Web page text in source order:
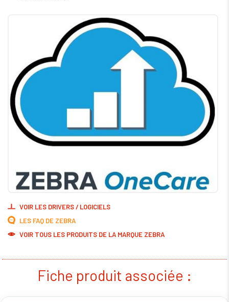
VOIR LES DRIVERS / LOGICIELS
LES FAQ DE ZEBRA
VOIR TOUS LES PRODUITS DE LA MARQUE ZEBRA
Fiche produit associée :